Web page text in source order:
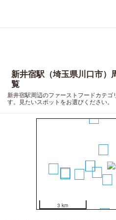
新井宿駅（埼玉県川口市）
覧
新井宿駅周辺のファーストフードカテゴ
す。見たいスポットをお選びください。
2
10
3 km